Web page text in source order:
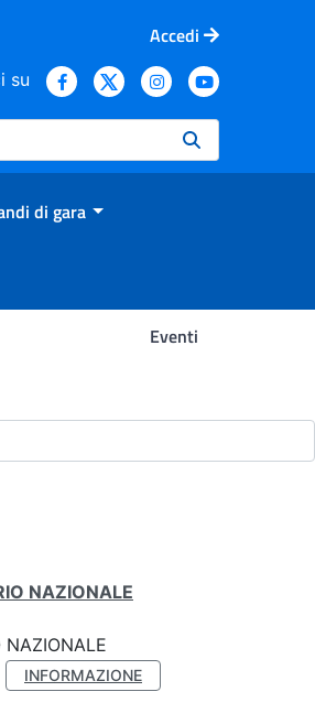
Accedi
su
di gara
Eventi
NAZIONALE
NAZIONALE
INFORMAZIONE